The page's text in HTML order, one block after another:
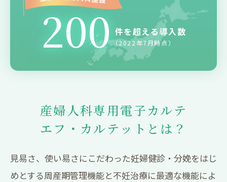
200 件を超える導入数
（2022年7月時点）
産婦人科専用電子カルテ
エフ・カルテットとは？
見易さ、使い易さにこだわった妊婦健診・分娩をはじ
めとする周産期管理機能と不妊治療に最適な機能によ